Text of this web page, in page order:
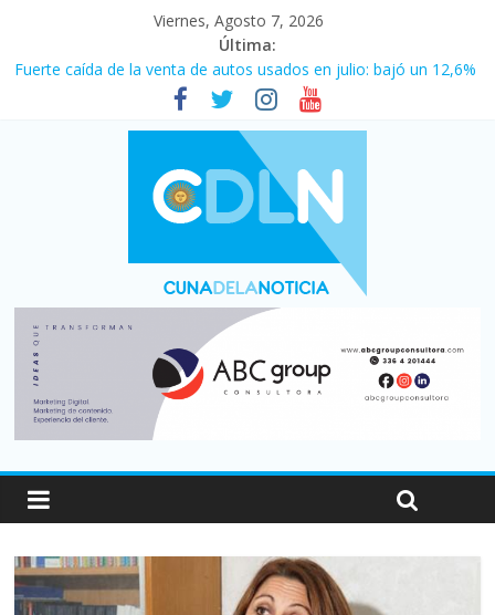
Viernes, Agosto 7, 2026
Última:
Fuerte caída de la venta de autos usados en julio: bajó un 12,6%
Central venció 1 a 0 al River de Coudet en el Monumental
La morosidad alcanzó su nivel más alto en dos décadas y ya
afecta a 400 mil deudores en Santa Fe
Desde que asumió Milei cerraron 41.000 kioscos: el sector
denuncia crisis como en 2001
Vacaciones de invierno con más movimiento y consumo
turístico: 4,6 millones de personas viajaron por el país, un 5,9%